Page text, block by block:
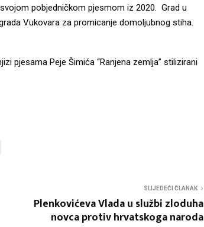
pobjedničkom pjesmom iz 2020. Grad u
Vukovara za promicanje domoljubnog stiha.
pjesama Peje Šimića “Ranjena zemlja” stilizirani
SLIJEDEĆI ČLANAK
Plenkovićeva Vlada u službi zloduha
novca protiv hrvatskoga naroda